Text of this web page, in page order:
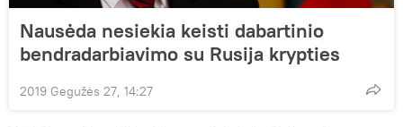
Nausėda nesiekia keisti dabartinio
bendradarbiavimo su Rusija krypties
2019 Gegužės 27, 14:27